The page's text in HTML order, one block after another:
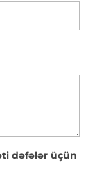
dəfələr üçün